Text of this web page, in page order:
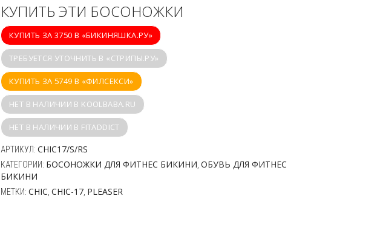
КУПИТЬ ЭТИ БОСОНОЖКИ
КУПИТЬ ЗА 3750 В «БИКИНЯШКА.РУ»
ТРЕБУЕТСЯ УТОЧНИТЬ В «СТРИПЫ.РУ»
КУПИТЬ ЗА 5749 В «ФИЛСЕКСИ»
НЕТ В НАЛИЧИИ В KOOLBABA.RU
НЕТ В НАЛИЧИИ В FITADDICT
АРТИКУЛ: CHIC17/S/RS
КАТЕГОРИИ: БОСОНОЖКИ ДЛЯ ФИТНЕС БИКИНИ ОБУВЬ ДЛЯ ФИТНЕС
БИКИНИ
МЕТКИ: CHIC CHIC-17 PLEASER